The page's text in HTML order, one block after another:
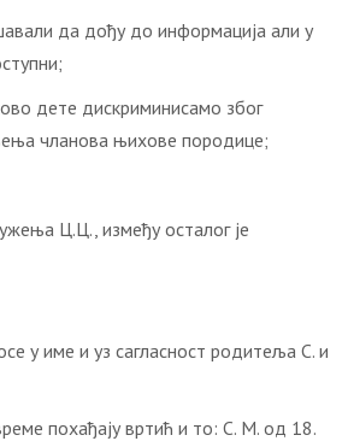
да дођу до информација али у
дете дискриминисамо због
чланова њихове породице;
Ц.Ц., између осталог је
у име и уз сагласност родитеља С. и
похађају вртић и то: С. М. од 18.